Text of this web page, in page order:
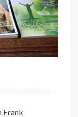
Frank